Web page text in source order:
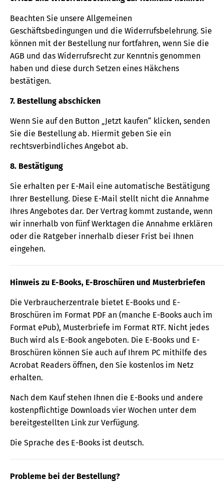
Beachten Sie unsere Allgemeinen
Geschäftsbedingungen und die Widerrufsbelehrung. Sie
können mit der Bestellung nur fortfahren, wenn Sie die
AGB und das Widerrufsrecht zur Kenntnis genommen
haben und diese durch Setzen eines Häkchens
bestätigen.
7. Bestellung abschicken
Wenn Sie auf den Button „Jetzt kaufen“ klicken, senden
Sie die Bestellung ab. Hiermit geben Sie ein
rechtsverbindliches Angebot ab.
8. Bestätigung
Sie erhalten per E-Mail eine automatische Bestätigung
Ihrer Bestellung. Diese E-Mail stellt nicht die Annahme
Ihres Angebotes dar. Der Vertrag kommt zustande, wenn
wir innerhalb von fünf Werktagen die Annahme erklären
oder die Ratgeber innerhalb dieser Frist bei Ihnen
eingehen.
Hinweis zu E-Books, E-Broschüren und Musterbriefen
Die Verbraucherzentrale bietet E-Books und E-
Broschüren im Format PDF an (manche E-Books auch im
Format ePub), Musterbriefe im Format RTF. Nicht jedes
Buch wird als E-Book angeboten. Die E-Books und E-
Broschüren können Sie auch auf Ihrem PC mithilfe des
Acrobat Readers öffnen, den Sie kostenlos im Netz
erhalten.
Nach dem Kauf stehen Ihnen die E-Books und andere
kostenpflichtige Downloads vier Wochen unter dem
bereitgestellten Link zur Verfügung.
Die Sprache des E-Books ist deutsch.
Probleme bei der Bestellung?